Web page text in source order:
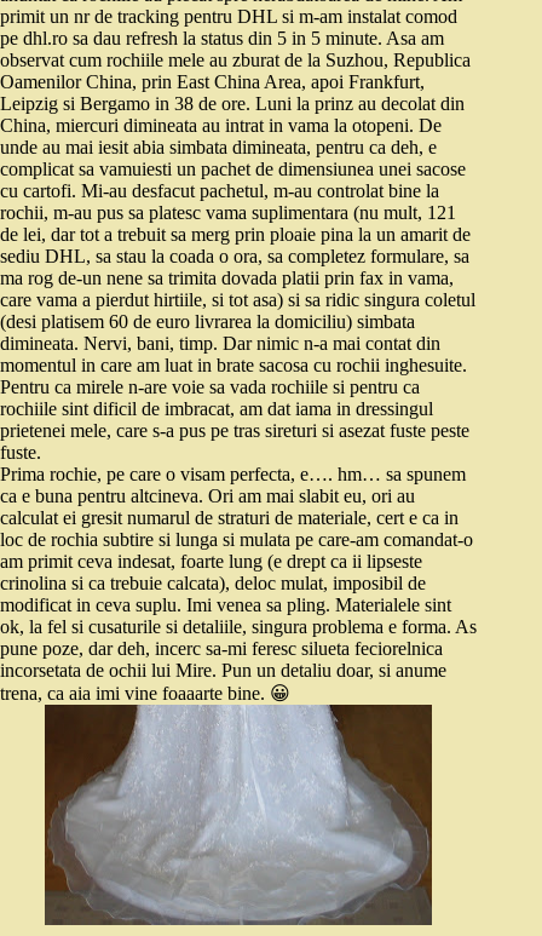
primit un nr de tracking pentru DHL si m-am instalat comod
pe dhl.ro sa dau refresh la status din 5 in 5 minute. Asa am
observat cum rochiile mele au zburat de la Suzhou, Republica
Oamenilor China, prin East China Area, apoi Frankfurt,
Leipzig si Bergamo in 38 de ore. Luni la prinz au decolat din
China, miercuri dimineata au intrat in vama la otopeni. De
unde au mai iesit abia simbata dimineata, pentru ca deh, e
complicat sa vamuiesti un pachet de dimensiunea unei sacose
cu cartofi. Mi-au desfacut pachetul, m-au controlat bine la
rochii, m-au pus sa platesc vama suplimentara (nu mult, 121
de lei, dar tot a trebuit sa merg prin ploaie pina la un amarit de
sediu DHL, sa stau la coada o ora, sa completez formulare, sa
ma rog de-un nene sa trimita dovada platii prin fax in vama,
care vama a pierdut hirtiile, si tot asa) si sa ridic singura coletul
(desi platisem 60 de euro livrarea la domiciliu) simbata
dimineata. Nervi, bani, timp. Dar nimic n-a mai contat din
momentul in care am luat in brate sacosa cu rochii inghesuite.
Pentru ca mirele n-are voie sa vada rochiile si pentru ca
rochiile sint dificil de imbracat, am dat iama in dressingul
prietenei mele, care s-a pus pe tras sireturi si asezat fuste peste
fuste.
Prima rochie, pe care o visam perfecta, e…. hm… sa spunem
ca e buna pentru altcineva. Ori am mai slabit eu, ori au
calculat ei gresit numarul de straturi de materiale, cert e ca in
loc de rochia subtire si lunga si mulata pe care-am comandat-o
am primit ceva indesat, foarte lung (e drept ca ii lipseste
crinolina si ca trebuie calcata), deloc mulat, imposibil de
modificat in ceva suplu. Imi venea sa pling. Materialele sint
ok, la fel si cusaturile si detaliile, singura problema e forma. As
pune poze, dar deh, incerc sa-mi feresc silueta feciorelnica
incorsetata de ochii lui Mire. Pun un detaliu doar, si anume
trena, ca aia imi vine foaaarte bine. 😀